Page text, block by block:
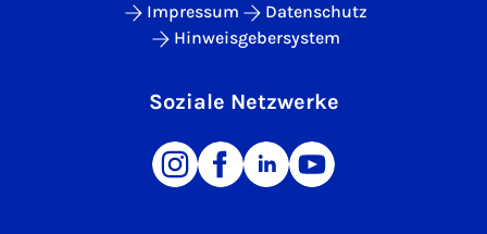
Impressum
Datenschutz
Hinweisgebersystem
Soziale Netzwerke